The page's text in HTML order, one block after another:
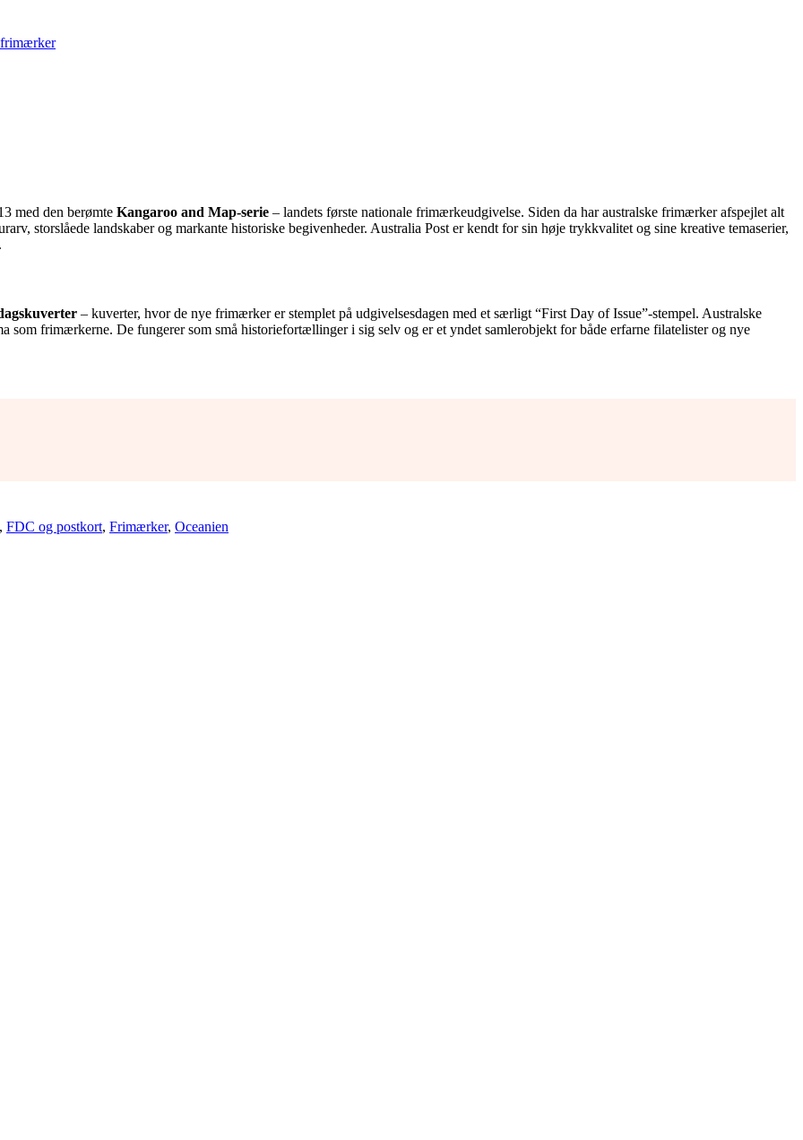
frimærker
med den berømte Kangaroo and Map-serie – landets første nationale frimærkeudgivelse. Siden da har australske frimærker afspejlet alt
storslåede landskaber og markante historiske begivenheder. Australia Post er kendt for sin høje trykkvalitet og sine kreative temaserier,
– kuverter, hvor de nye frimærker er stemplet på udgivelsesdagen med et særligt “First Day of Issue”-stempel. Australske
som frimærkerne. De fungerer som små historiefortællinger i sig selv og er et yndet samlerobjekt for både erfarne filatelister og nye
, FDC og postkort, Frimærker, Oceanien